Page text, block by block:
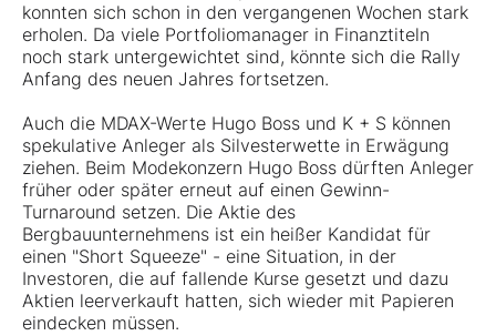
konnten sich schon in den vergangenen Wochen stark
erholen. Da viele Portfoliomanager in Finanztiteln
noch stark untergewichtet sind, könnte sich die Rally
Anfang des neuen Jahres fortsetzen.
Auch die MDAX-Werte Hugo Boss und K + S können
spekulative Anleger als Silvesterwette in Erwägung
ziehen. Beim Modekonzern Hugo Boss dürften Anleger
früher oder später erneut auf einen Gewinn-
Turnaround setzen. Die Aktie des
Bergbauunternehmens ist ein heißer Kandidat für
einen "Short Squeeze" - eine Situation, in der
Investoren, die auf fallende Kurse gesetzt und dazu
Aktien leerverkauft hatten, sich wieder mit Papieren
eindecken müssen.